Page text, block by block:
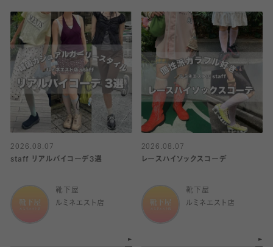
2026.08.07
staff リアルバイコーデ3選
靴下屋
ルミネエスト店
2026.08.07
レースハイソックスコーデ
靴下屋
ルミネエスト店